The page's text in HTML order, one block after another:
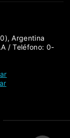
Argentina
/ Teléfono: 0-